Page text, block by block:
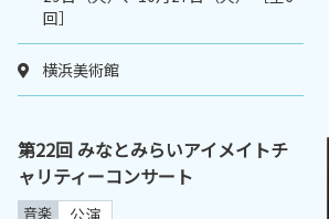
回］
横浜美術館
第22回 みなとみらいアイメイトチ
ャリティーコンサート
音楽